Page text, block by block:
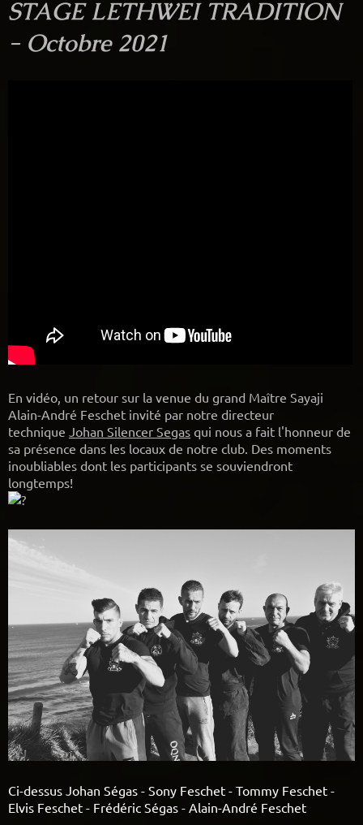
STAGE LETHWEI TRADITION
- Octobre 2021
En vidéo, un retour sur la venue du grand Maître Sayaji
Alain-André Feschet invité par notre directeur
technique Johan Silencer Segas qui nous a fait l'honneur de
sa présence dans les locaux de notre club. Des moments
inoubliables dont les participants se souviendront
longtemps!
Ci-dessus Johan Ségas - Sony Feschet - Tommy Feschet -
Elvis Feschet - Frédéric Ségas - Alain-André Feschet